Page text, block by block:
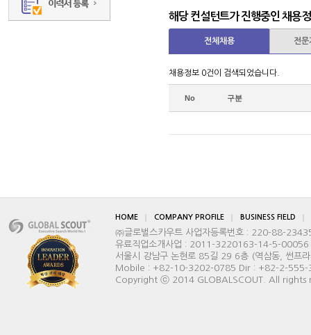
해당 컨설턴트가 진행중인 채용
전체채용 전문
채용정보 0건이 검색되었습니다.
No 구분
HOME COMPANY PROFILE BUSINESS FIELD
㈜글로벌스카우트 사업자등록번호 : 220-88-
유료직업소개사업 : 2011-3220163-14-5-
서울시 강남구 논현로 85길 29 6층 (역삼동, 썬
Mobile : +82-10-3202-0785 Dir : +82-2-
Copyright ⓒ 2014 GLOBALSCOUT. All rights